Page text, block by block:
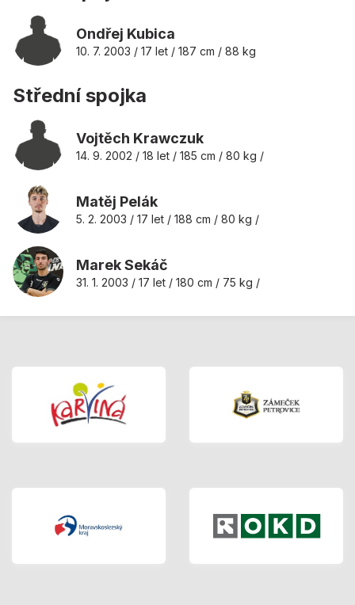
Ondřej Kubica
10. 7. 2003 / 17 let / 187 cm / 88 kg
Střední spojka
Vojtěch Krawczuk
14. 9. 2002 / 18 let / 185 cm / 80 kg /
Matěj Pelák
5. 2. 2003 / 17 let / 188 cm / 80 kg /
Marek Sekáč
31. 1. 2003 / 17 let / 180 cm / 75 kg /